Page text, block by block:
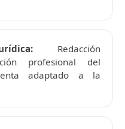
Redacción
profesional del
adaptado a la